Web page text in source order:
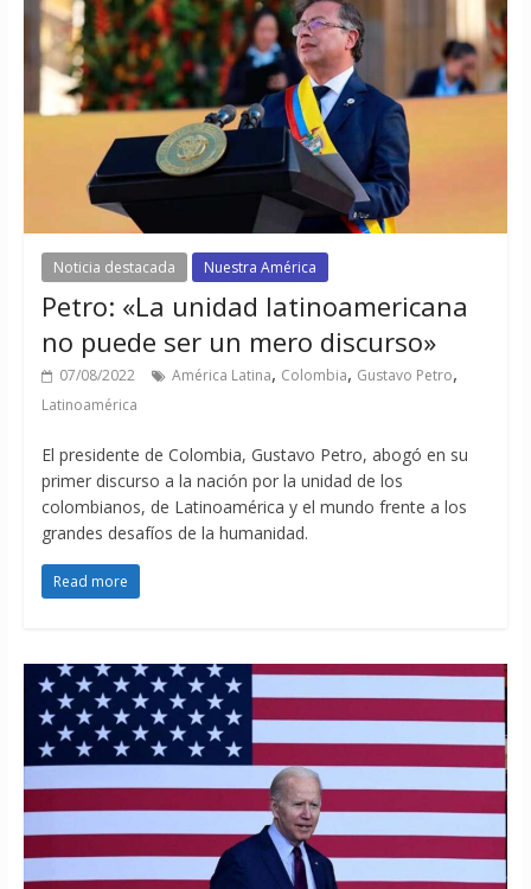
Noticia destacada Nuestra América
Petro: «La unidad latinoamericana
no puede ser un mero discurso»
07/08/2022 América Latina, Colombia, Gustavo Petro,
Latinoamérica
El presidente de Colombia, Gustavo Petro, abogó en su
primer discurso a la nación por la unidad de los
colombianos, de Latinoamérica y el mundo frente a los
grandes desafíos de la humanidad.
Read more